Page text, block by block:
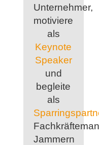
Unternehmer,
motiviere
als
Keynote
Speaker
und
begleite
als
Jammern